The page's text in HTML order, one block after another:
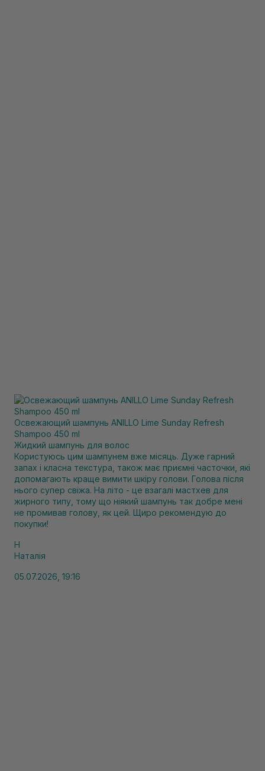
Освежающий шампунь ANILLO Lime Sunday Refresh
Shampoo 450 ml
Жидкий шампунь для волос
Користуюсь цим шампунем вже місяць. Дуже гарний
запах і класна текстура, також має приємні часточки, які
допомагають краще вимити шкіру голови. Голова після
нього супер свіжа. На літо - це взагалі мастхев для
жирного типу, тому що ніякий шампунь так добре мені
не промивав голову, як цей. Щиро рекомендую до
покупки!
Н
Наталія
05.07.2026, 19:16